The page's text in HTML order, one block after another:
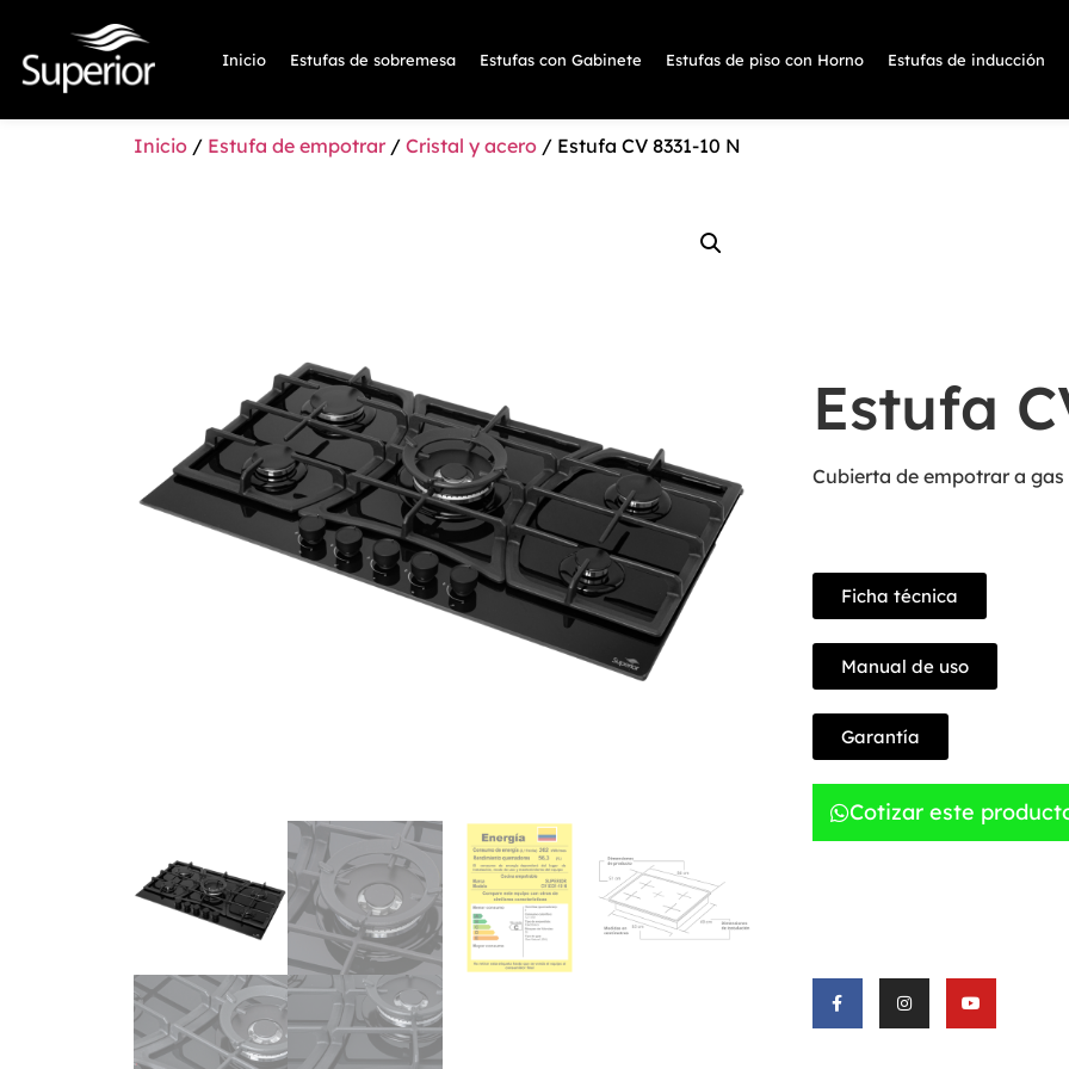
Inicio Estufas de sobremesa Estufas con Gabinete Estufas de piso con Horno Estufas de inducción
Inicio / Estufa de empotrar / Cristal y acero / Estufa CV 8331-10 N
Estufa
Cubierta de empotrar a
Ficha técnica
Manual de uso
Garantía
Cotizar este